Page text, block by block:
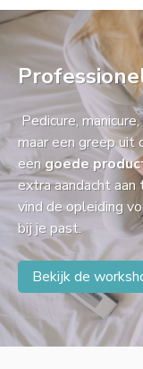
Pedicure,
maar een greep uit
eengoede
extra aandacht
vind de opleiding
bij je past.
Bekijk de